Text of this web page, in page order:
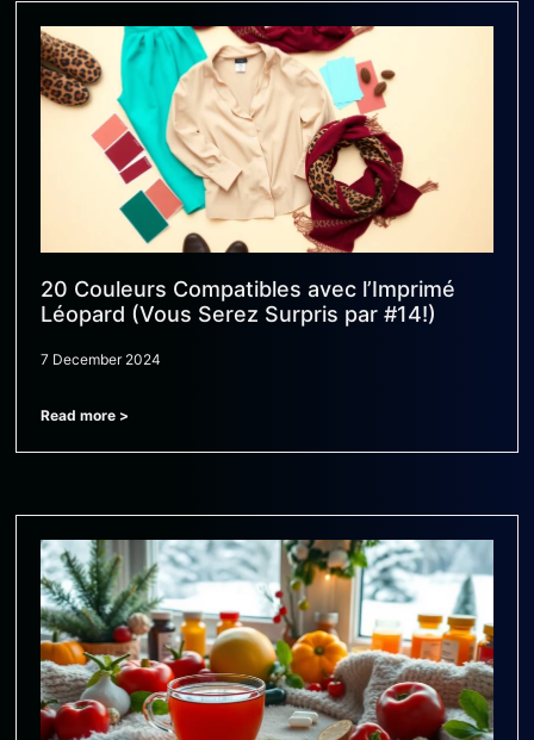
20 Couleurs Compatibles avec l’Imprimé
Léopard (Vous Serez Surpris par #14!)
7 December 2024
Read more >